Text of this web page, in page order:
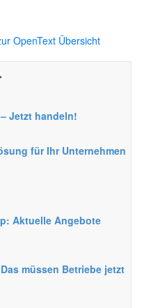
OpenText Übersicht
Jetzt handeln!
für Ihr Unternehmen
Aktuelle Angebote
müssen Betriebe jetzt